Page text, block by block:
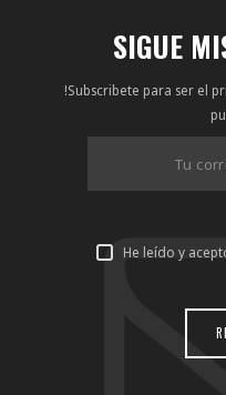
SIGUE
!Subscribete para ser el
He leído y